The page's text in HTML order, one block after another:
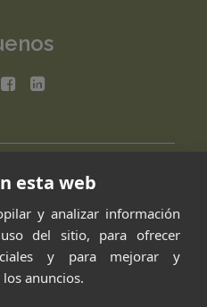
esta web
y analizar información
del sitio, para ofrecer
y para mejorar y
anuncios.